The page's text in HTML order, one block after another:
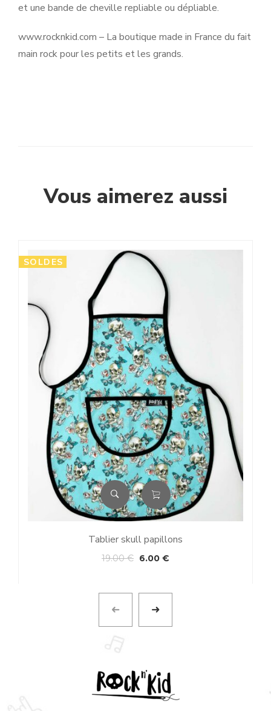
et une bande de cheville repliable ou dépliable.
www.rocknkid.com – La boutique made in France du fait
main rock pour les petits et les grands.
Vous aimerez aussi
SOLDES
Tablier skull papillons
19.00€ 6.00 €